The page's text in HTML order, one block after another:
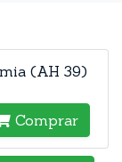
(AH 39)
Comprar